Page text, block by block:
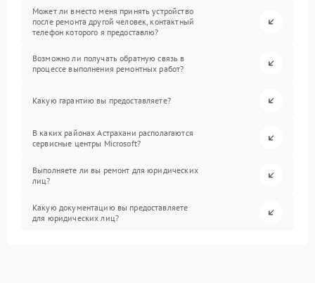
Может ли вместо меня принять устройство
после ремонта другой человек, контактный
телефон которого я предоставлю?
Возможно ли получать обратную связь в
процессе выполнения ремонтных работ?
Какую гарантию вы предоставляете?
В каких районах Астрахани располагаются
сервисные центры Microsoft?
Выполняете ли вы ремонт для юридических
лиц?
Какую документацию вы предоставляете
для юридических лиц?